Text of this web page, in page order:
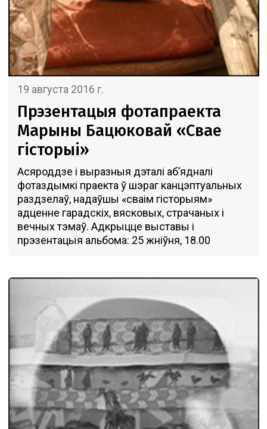
19 августа 2016 г.
Прэзентацыя фотапраекта
Марыны Бацюковай «Свае
гісторыі»
Асяроддзе і выразныя дэталі аб’ядналі
фотаздымкі праекта ў шэраг канцэптуальных
раздзелаў, надаўшы «сваім гісторыям»
адценне гарадскіх, вясковых, страчаных і
вечных тэмаў. Адкрыцце выставы i
прэзентацыя альбома: 25 жніўня, 18.00